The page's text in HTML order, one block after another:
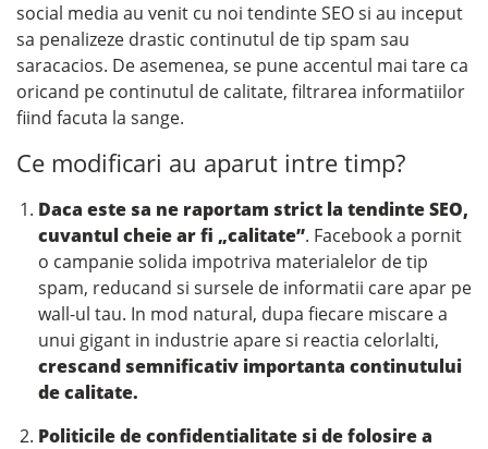
social media au venit cu noi tendinte SEO si au inceput
sa penalizeze drastic continutul de tip spam sau
saracacios. De asemenea, se pune accentul mai tare ca
oricand pe continutul de calitate, filtrarea informatiilor
fiind facuta la sange.
Ce modificari au aparut intre timp?
Daca este sa ne raportam strict la tendinte SEO,
cuvantul cheie ar fi „calitate”. Facebook a pornit
o campanie solida impotriva materialelor de tip
spam, reducand si sursele de informatii care apar pe
wall-ul tau. In mod natural, dupa fiecare miscare a
unui gigant in industrie apare si reactia celorlalti,
crescand semnificativ importanta continutului
de calitate.
Politicile de confidentialitate si de folosire a